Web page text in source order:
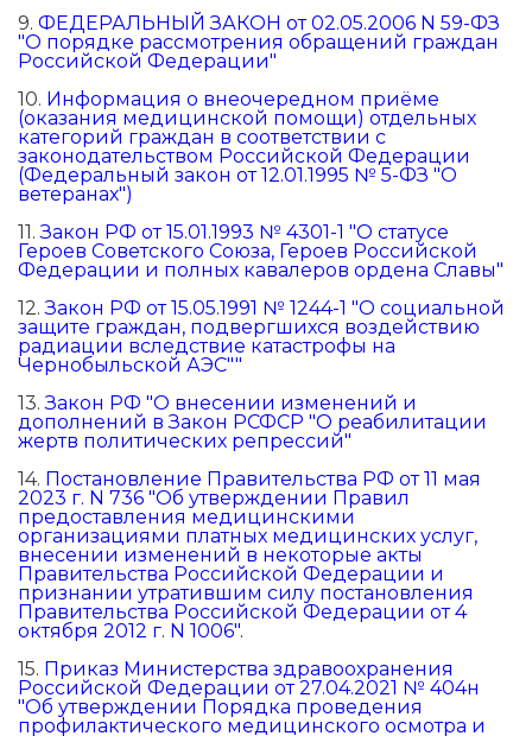
9. ФЕДЕРАЛЬНЫЙ ЗАКОН от 02.05.2006 N 59-ФЗ
"О порядке рассмотрения обращений граждан
Российской Федерации"
10. Информация о внеочередном приёме
(оказания медицинской помощи) отдельных
категорий граждан в соответствии с
законодательством Российской Федерации
(Федеральный закон от 12.01.1995 № 5-ФЗ "О
ветеранах")
11.Закон РФ от 15.01.1993 № 4301-1 "О статусе
Героев Советского Союза, Героев Российской
Федерации и полных кавалеров ордена Славы"
12.Закон РФ от 15.05.1991 № 1244-1 "О социальной
защите граждан, подвергшихся воздействию
радиации вследствие катастрофы на
Чернобыльской АЭС""
13.Закон РФ "О внесении изменений и
дополнений в Закон РСФСР "О реабилитации
жертв политических репрессий"
14. Постановление Правительства РФ от 11 мая
2023 г. N 736 "Об утверждении Правил
предоставления медицинскими
организациями платных медицинских услуг,
внесении изменений в некоторые акты
Правительства Российской Федерации и
признании утратившим силу постановления
Правительства Российской Федерации от 4
октября 2012 г. N 1006".
15. Приказ Министерства здравоохранения
Российской Федерации от 27.04.2021 № 404н
"Об утверждении Порядка проведения
профилактического медицинского осмотра и